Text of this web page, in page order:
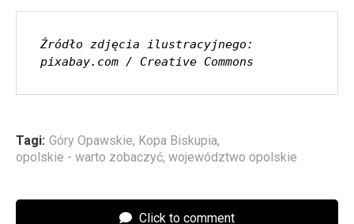
Źródło zdjęcia ilustracyjnego:
pixabay.com / Creative Commons
Tagi: Góry Opawskie, Kopa Biskupia,
opolskie - warto zobaczyć, województwo opolskie
Click to comment